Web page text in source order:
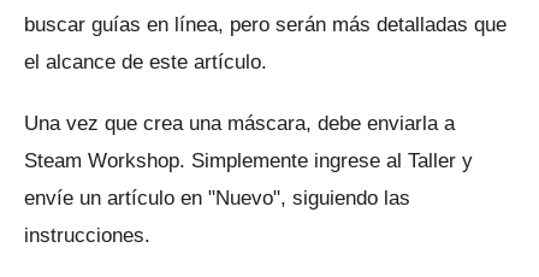
buscar guías en línea, pero serán más detalladas que
el alcance de este artículo.
Una vez que crea una máscara, debe enviarla a
Steam Workshop. Simplemente ingrese al Taller y
envíe un artículo en "Nuevo", siguiendo las
instrucciones.